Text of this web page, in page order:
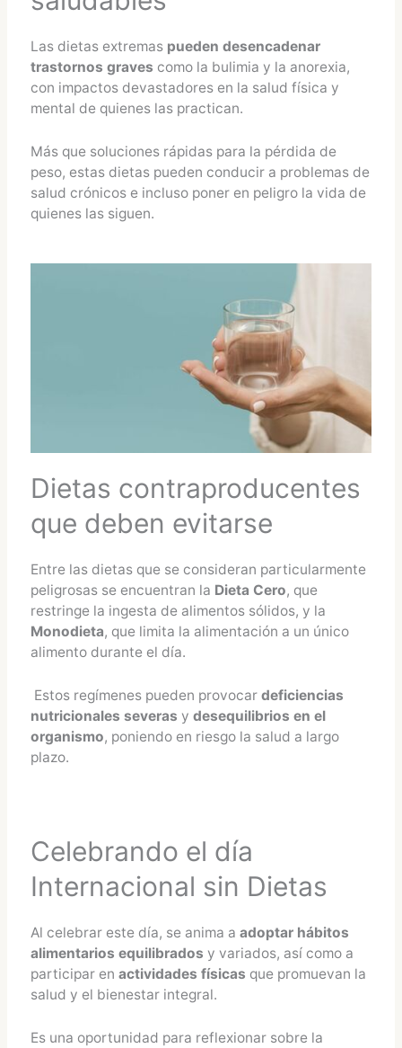
Las dietas extremas pueden desencadenar
trastornos graves como la bulimia y la anorexia,
con impactos devastadores en la salud física y
mental de quienes las practican.
Más que soluciones rápidas para la pérdida de
peso, estas dietas pueden conducir a problemas de
salud crónicos e incluso poner en peligro la vida de
quienes las siguen.
Dietas contraproducentes
que deben evitarse
Entre las dietas que se consideran particularmente
peligrosas se encuentran la Dieta Cero, que
restringe la ingesta de alimentos sólidos, y la
Monodieta, que limita la alimentación a un único
alimento durante el día.
Estos regímenes pueden provocar deficiencias
nutricionales severas y desequilibrios en el
organismo, poniendo en riesgo la salud a largo
plazo.
Celebrando el día
Internacional sin Dietas
Al celebrar este día, se anima a adoptar hábitos
alimentarios equilibrados y variados, así como a
participar en actividades físicas que promuevan la
salud y el bienestar integral.
Es una oportunidad para reflexionar sobre la